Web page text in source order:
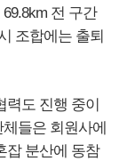
전 구간
조합에는 출퇴
력도 진행 중이
들은 회원사에
잡 분산에 동참